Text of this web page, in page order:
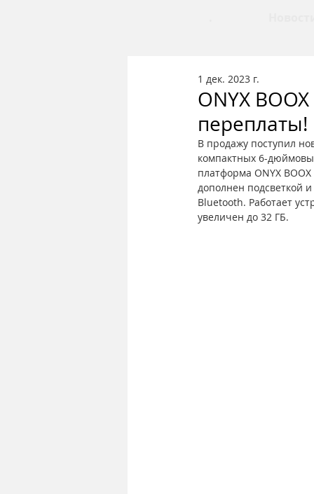
ONYX
переплаты!
1 дек. 2023 г.
В продажу поступил
компактных 6-
платформа ONYX
дополнен подсветкой
Bluetooth. Работает
увеличен до 32 ГБ.